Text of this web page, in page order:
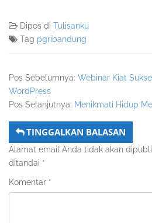
Dipos di Tulisanku
Tag pgribandung
Pos Sebelumnya: Webinar Kiat
WordPress
Pos Selanjutnya: Menikmati Hidup
TINGGALKAN BALASAN
Alamat email Anda tidak akan
ditandai *
Komentar *